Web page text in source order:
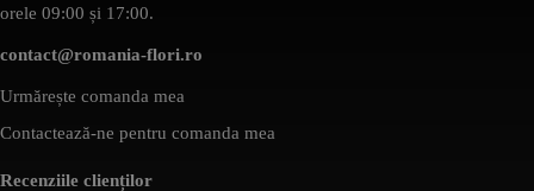
orele 09:00 și 17:00.
contact@romania-flori.ro
Urmărește comanda mea
Contactează-ne pentru comanda mea
Recenziile clienților